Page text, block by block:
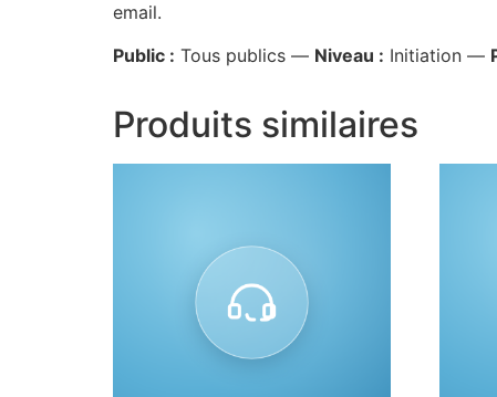
email.
Public : Tous publics — Niveau : Initiation —
Produits similaires